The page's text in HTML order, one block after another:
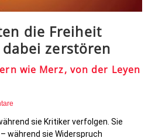
die Freiheit
zerstören
wie Merz, von der Leyen
sie Kritiker verfolgen. Sie
während sie Widerspruch